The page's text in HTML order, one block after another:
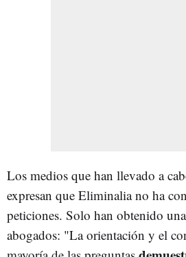
Los medios que han llevado a
expresan que Eliminalia no ha
peticiones. Solo han obtenido
abogados: "La orientación y el